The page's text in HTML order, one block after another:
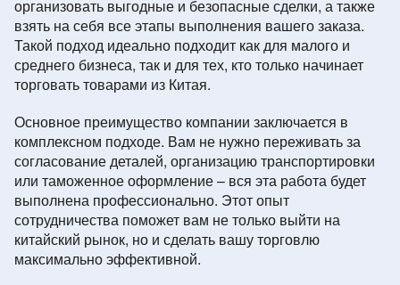
организовать выгодные и безопасные сделки, а также
взять на себя все этапы выполнения вашего заказа.
Такой подход идеально подходит как для малого и
среднего бизнеса, так и для тех, кто только начинает
торговать товарами из Китая.
Основное преимущество компании заключается в
комплексном подходе. Вам не нужно переживать за
согласование деталей, организацию транспортировки
или таможенное оформление – вся эта работа будет
выполнена профессионально. Этот опыт
сотрудничества поможет вам не только выйти на
китайский рынок, но и сделать вашу торговлю
максимально эффективной.